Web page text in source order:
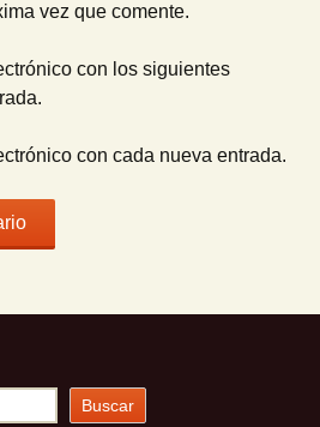
vez que comente.
con los siguientes
con cada nueva entrada.
Buscar